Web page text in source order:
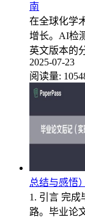
南
在全球化学
增长。AI检
英文版本的
2025-07-23
阅读量:
总结与感悟）
1. 引言 完成
路。毕业论